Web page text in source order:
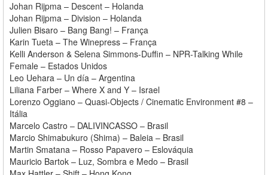
Johan Rijpma – Descent – Holanda
Johan Rijpma – Division – Holanda
Julien Bisaro – Bang Bang! – França
Karin Tueta – The Winepress – França
Kelli Anderson & Selena Simmons-Duffin – NPR-Talking While
Female – Estados Unidos
Leo Uehara – Un día – Argentina
Liliana Farber – Where X and Y – Israel
Lorenzo Oggiano – Quasi-Objects / Cinematic Environment #8 –
Itália
Marcelo Castro – DALIVINCASSO – Brasil
Marcio Shimabukuro (Shima) – Baleia – Brasil
Martin Smatana – Rosso Papavero – Eslováquia
Mauricio Bartok – Luz, Sombra e Medo – Brasil